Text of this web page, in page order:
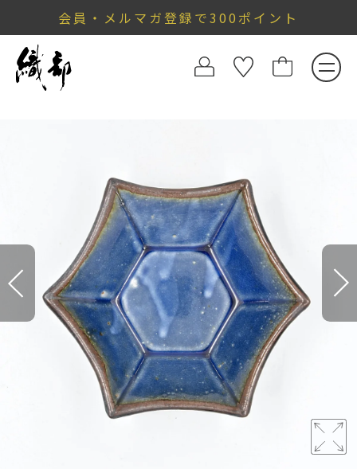
会員・メルマガ登録で300ポイント